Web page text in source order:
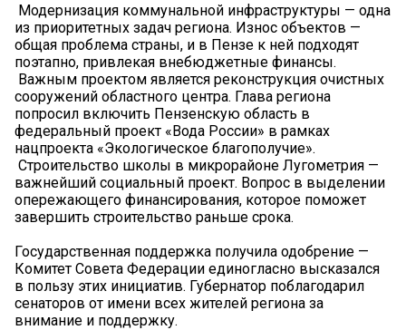
️ Модернизация коммунальной инфраструктуры — одна
из приоритетных задач региона. Износ объектов —
общая проблема страны, и в Пензе к ней подходят
поэтапно, привлекая внебюджетные финансы.
️ Важным проектом является реконструкция очистных
сооружений областного центра. Глава региона
попросил включить Пензенскую область в
федеральный проект «Вода России» в рамках
нацпроекта «Экологическое благополучие».
️ Строительство школы в микрорайоне Лугометрия —
важнейший социальный проект. Вопрос в выделении
опережающего финансирования, которое поможет
завершить строительство раньше срока.
Государственная поддержка получила одобрение —
Комитет Совета Федерации единогласно высказался
в пользу этих инициатив. Губернатор поблагодарил
сенаторов от имени всех жителей региона за
внимание и поддержку.